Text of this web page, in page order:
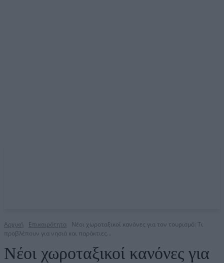
Αρχική Επικαιρότητα
Νέοι χωροταξικοί κανόνες για τον τουρισμό: Τι
προβλέπουν για νησιά και παράκτιες...
Νέοι χωροταξικοί κανόνες για